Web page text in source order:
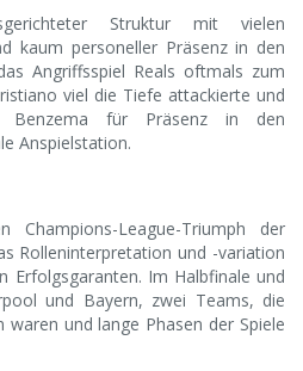
Struktur mit vielen
kaum personeller Präsenz in den
Angriffsspiel Reals oftmals zum
viel die Tiefe attackierte und
für Präsenz in den
Anspielstation.
Champions-League-Triumph der
Rolleninterpretation und -variation
Erfolgsgaranten. Im Halbfinale und
und Bayern, zwei Teams, die
und lange Phasen der Spiele